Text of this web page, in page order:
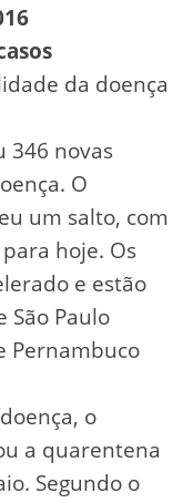
da doença
346 novas
O
um salto, com
hoje. Os
e estão
São Paulo
Pernambuco
o
a quarentena
Segundo o